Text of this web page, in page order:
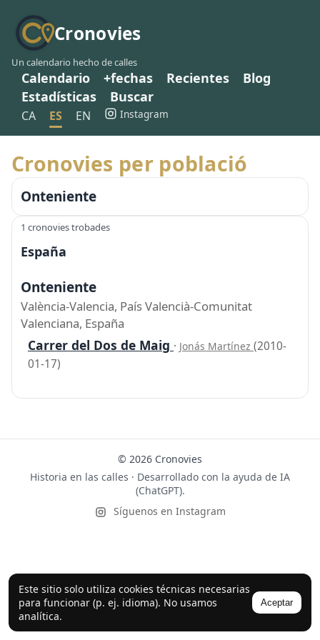
Cronovies
Un calendario hecho de calles
Calendario +fechas Recientes
Blog
Estadísticas
Buscar
CA ES EN Instagram
Este sitio solo utiliza cookies técnicas necesarias
para funcionar (p. ej. idioma). No usamos
analítica.
Aceptar
Cronovies per població
Onteniente
1 cronovies trobades
España
Onteniente
València-Valencia, País Valencià-Comunitat
Valenciana, España
Carrer del Dos de Maig · Jonás Martínez (2010-
01-17)
© 2026 Cronovies
Historia en las calles · Desarrollado con la ayuda de IA
(ChatGPT).
Síguenos en Instagram